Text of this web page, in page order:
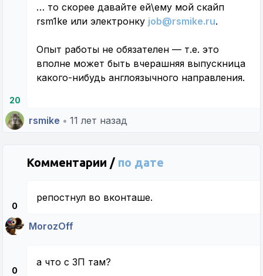
20
… то скорее давайте ей\ему мой скайп
rsm1ke или электронку job@rsmike.ru.
Опыт работы не обязателен — т.е. это
вполне может быть вчерашняя выпускница
какого-нибудь англоязычного направления.
rsmike • 11 лет назад
Комментарии / по дате
0
репостнул во вконташе.
MorozOff
0
а что с ЗП там?